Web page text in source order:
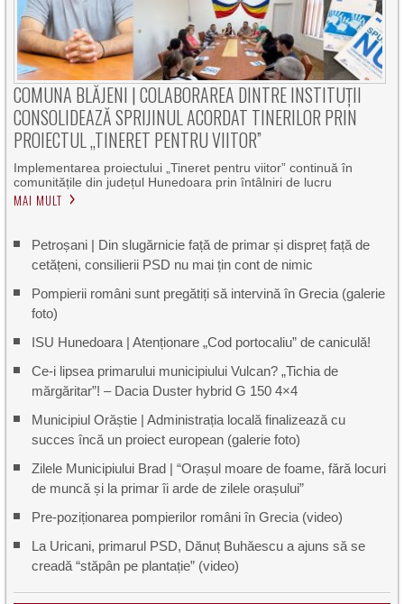
COMUNA BLĂJENI | COLABORAREA DINTRE INSTITUȚII
CONSOLIDEAZĂ SPRIJINUL ACORDAT TINERILOR PRIN
PROIECTUL „TINERET PENTRU VIITOR”
Implementarea proiectului „Tineret pentru viitor” continuă în
comunitățile din județul Hunedoara prin întâlniri de lucru
MAI MULT
Petroșani | Din slugărnicie față de primar și dispreț față de
cetățeni, consilierii PSD nu mai țin cont de nimic
Pompierii români sunt pregătiți să intervină în Grecia (galerie
foto)
ISU Hunedoara | Atenționare „Cod portocaliu” de caniculă!
Ce-i lipsea primarului municipiului Vulcan? „Tichia de
mărgăritar”! – Dacia Duster hybrid G 150 4×4
Municipiul Orăștie | Administrația locală finalizează cu
succes încă un proiect european (galerie foto)
Zilele Municipiului Brad | “Orașul moare de foame, fără locuri
de muncă și la primar îi arde de zilele orașului”
Pre-poziționarea pompierilor români în Grecia (video)
La Uricani, primarul PSD, Dănuț Buhăescu a ajuns să se
creadă “stăpân pe plantație” (video)